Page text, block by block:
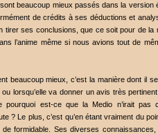
beaucoup mieux passés dans la version
de crédits à ses déductions et
tirer ses conclusions, que ce soit pour de la
l’anime même si nous avions tout de
beaucoup mieux, c’est la manière dont il
lorsqu’elle va donner un avis très
est-ce que la Medio n’irait pas
? Le plus, c’est qu’en étant vraiment du
formidable. Ses diverses